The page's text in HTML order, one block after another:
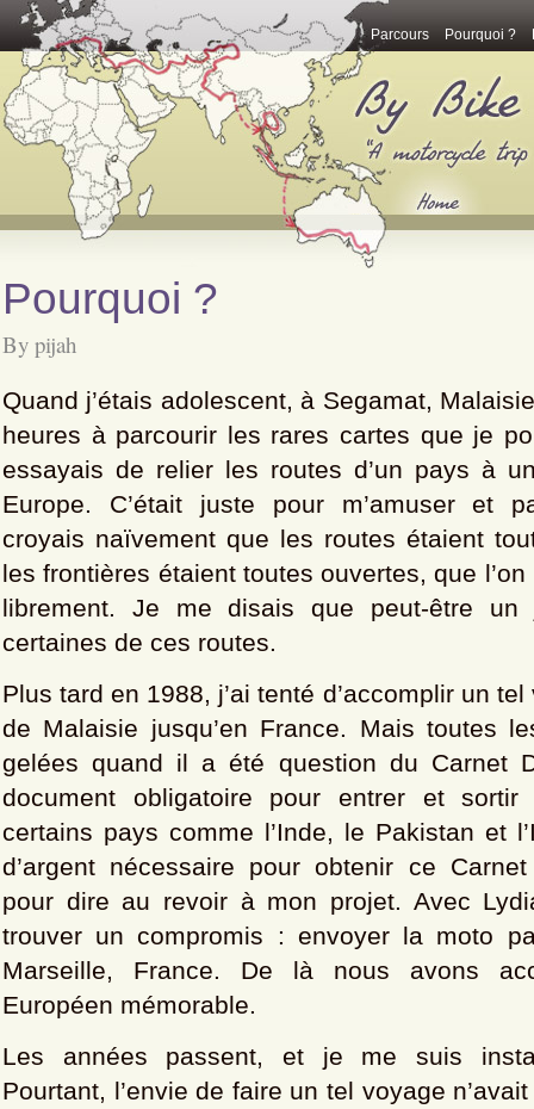
Parcours Pourquoi ?
Pourquoi ?
By pijah
Quand j’étais adolescent, à Segamat,
heures à parcourir les rares cartes que je
essayais de relier les routes d’un pays à
Europe. C’était juste pour m’amuser et
croyais naïvement que les routes étaient
les frontières étaient toutes ouvertes, que
librement. Je me disais que peut-être un
certaines de ces routes.
Plus tard en 1988, j’ai tenté d’accomplir un
de Malaisie jusqu’en France. Mais toutes
gelées quand il a été question du Carnet
document obligatoire pour entrer et
certains pays comme l’Inde, le Pakistan et
d’argent nécessaire pour obtenir ce
pour dire au revoir à mon projet. Avec
trouver un compromis : envoyer la moto
Marseille, France. De là nous avons
Européen mémorable.
Les années passent, et je me suis
Pourtant, l’envie de faire un tel voyage